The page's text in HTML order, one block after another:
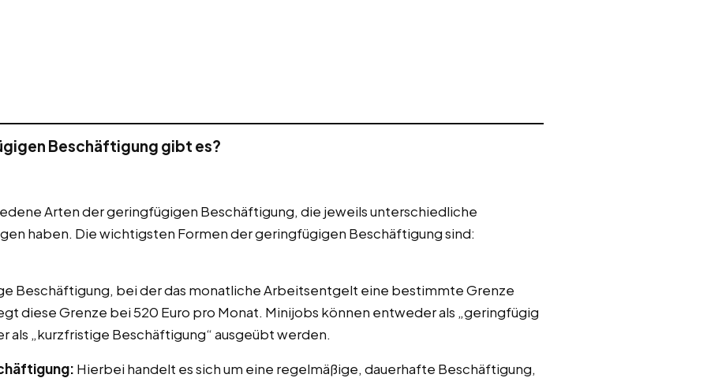
Beschäftigung gibt es?
Arten der geringfügigen Beschäftigung, die jeweils unterschiedliche
haben. Die wichtigsten Formen der geringfügigen Beschäftigung sind:
Beschäftigung, bei der das monatliche Arbeitsentgelt eine bestimmte Grenze
diese Grenze bei 520 Euro pro Monat. Minijobs können entweder als „geringfügig
als „kurzfristige Beschäftigung“ ausgeübt werden.
Hierbei handelt es sich um eine regelmäßige, dauerhafte Beschäftigung,